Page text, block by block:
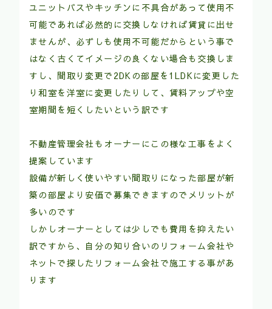
ユニットバスやキッチンに不具合があって使用不
可能であれば必然的に交換しなければ賃貸に出せ
ませんが、必ずしも使用不可能だからという事で
はなく古くてイメージの良くない場合も交換しま
すし、間取り変更で2DKの部屋を1LDKに変更した
り和室を洋室に変更したりして、賃料アップや空
室期間を短くしたいという訳です
不動産管理会社もオーナーにこの様な工事をよく
提案しています
設備が新しく使いやすい間取りになった部屋が新
築の部屋より安価で募集できますのでメリットが
多いのです
しかしオーナーとしては少しでも費用を抑えたい
訳ですから、自分の知り合いのリフォーム会社や
ネットで探したリフォーム会社で施工する事があ
ります